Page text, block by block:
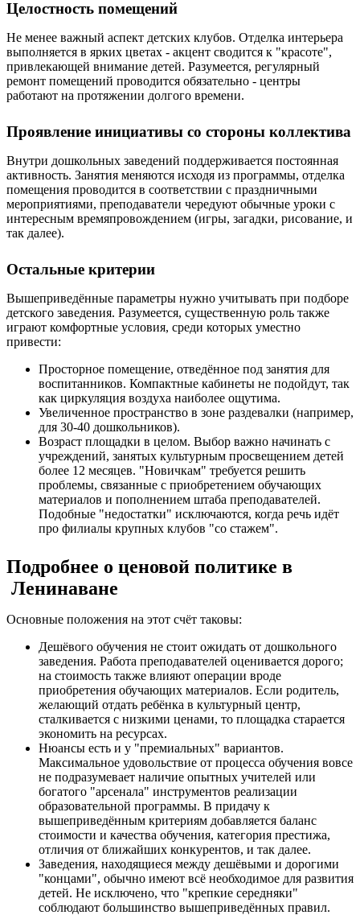
Целостность помещений
Не менее важный аспект детских клубов. Отделка интерьера
выполняется в ярких цветах - акцент сводится к "красоте",
привлекающей внимание детей. Разумеется, регулярный
ремонт помещений проводится обязательно - центры
работают на протяжении долгого времени.
Проявление инициативы со стороны коллектива
Внутри дошкольных заведений поддерживается постоянная
активность. Занятия меняются исходя из программы, отделка
помещения проводится в соответствии с праздничными
мероприятиями, преподаватели чередуют обычные уроки с
интересным времяпровождением (игры, загадки, рисование, и
так далее).
Остальные критерии
Вышеприведённые параметры нужно учитывать при подборе
детского заведения. Разумеется, существенную роль также
играют комфортные условия, среди которых уместно
привести:
Просторное помещение, отведённое под занятия для
воспитанников. Компактные кабинеты не подойдут, так
как циркуляция воздуха наиболее ощутима.
Увеличенное пространство в зоне раздевалки (например,
для 30-40 дошкольников).
Возраст площадки в целом. Выбор важно начинать с
учреждений, занятых культурным просвещением детей
более 12 месяцев. "Новичкам" требуется решить
проблемы, связанные с приобретением обучающих
материалов и пополнением штаба преподавателей.
Подобные "недостатки" исключаются, когда речь идёт
про филиалы крупных клубов "со стажем".
Подробнее о ценовой политике в
Ленинаване
Основные положения на этот счёт таковы:
Дешёвого обучения не стоит ожидать от дошкольного
заведения. Работа преподавателей оценивается дорого;
на стоимость также влияют операции вроде
приобретения обучающих материалов. Если родитель,
желающий отдать ребёнка в культурный центр,
сталкивается с низкими ценами, то площадка старается
экономить на ресурсах.
Нюансы есть и у "премиальных" вариантов.
Максимальное удовольствие от процесса обучения вовсе
не подразумевает наличие опытных учителей или
богатого "арсенала" инструментов реализации
образовательной программы. В придачу к
вышеприведённым критериям добавляется баланс
стоимости и качества обучения, категория престижа,
отличия от ближайших конкурентов, и так далее.
Заведения, находящиеся между дешёвыми и дорогими
"концами", обычно имеют всё необходимое для развития
детей. Не исключено, что "крепкие середняки"
соблюдают большинство вышеприведённых правил.